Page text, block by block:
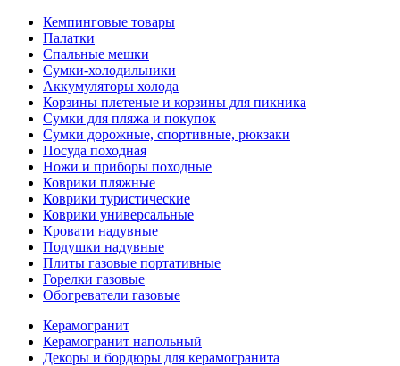
Кемпинговые товары
Палатки
Спальные мешки
Сумки-холодильники
Аккумуляторы холода
Корзины плетеные и корзины для пикника
Сумки для пляжа и покупок
Сумки дорожные, спортивные, рюкзаки
Посуда походная
Ножи и приборы походные
Коврики пляжные
Коврики туристические
Коврики универсальные
Кровати надувные
Подушки надувные
Плиты газовые портативные
Горелки газовые
Обогреватели газовые
Керамогранит
Керамогранит напольный
Декоры и бордюры для керамогранита